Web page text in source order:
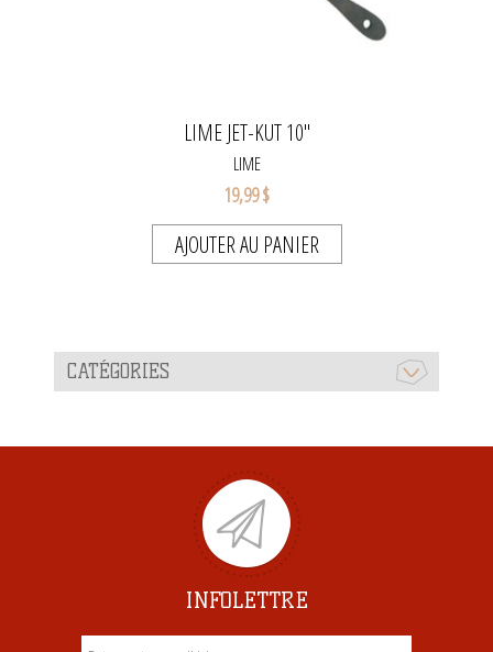
LIME JET-KUT 10"
LIME
19,99 $
AJOUTER AU PANIER
CATÉGORIES
INFOLETTRE